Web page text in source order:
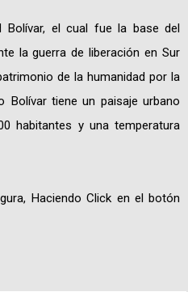
Bolívar, el cual fue la base del
la guerra de liberación en Sur
de la humanidad por la
Bolívar tiene un paisaje urbano
habitantes y una temperatura
Haciendo Click en el botón